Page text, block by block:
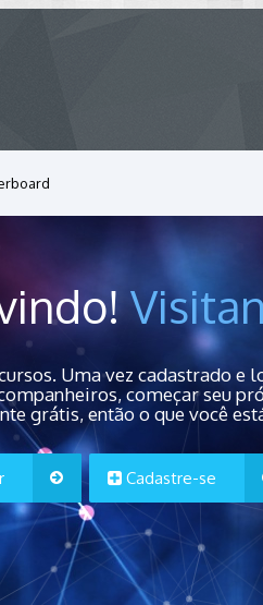
Uma vez cadastrado
começar seu
grátis, então o que você
Cadastre-se